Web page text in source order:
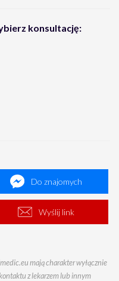
konsultację:
Do znajomych
Wyślij link
mają charakter wyłącznie
z lekarzem lub innym